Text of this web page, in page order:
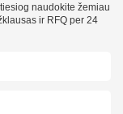
naudokite žemiau
ir RFQ per 24